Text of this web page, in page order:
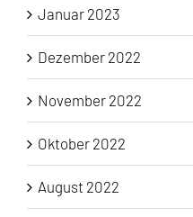
Januar 2023
Dezember 2022
November 2022
Oktober 2022
August 2022